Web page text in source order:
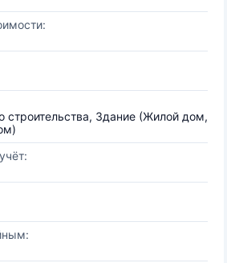
строительства, Здание (Жилой дом,